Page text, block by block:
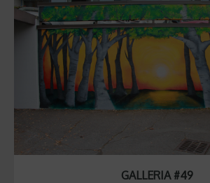
GALLERIA #49